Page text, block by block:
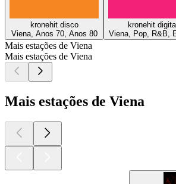
kronehit disco
Viena, Anos 70, Anos 80
kronehit digital
Viena, Pop, R&B,
Mais estações de Viena
Mais estações de Viena
Mais estações de Viena